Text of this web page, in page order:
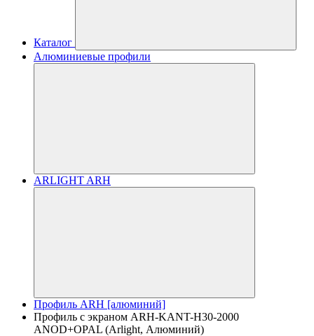
Каталог
Алюминиевые профили
ARLIGHT ARH
Профиль ARH [алюминий]
Профиль с экраном ARH-KANT-H30-2000
ANOD+OPAL (Arlight, Алюминий)